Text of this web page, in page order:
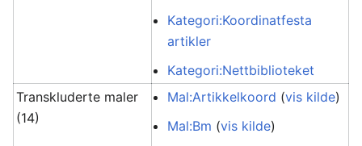
Kategori:Koordinatfesta
artikler
Kategori:Nettbiblioteket
Transkluderte maler
(14)
Mal:Artikkelkoord (vis kilde)
Mal:Bm (vis kilde)